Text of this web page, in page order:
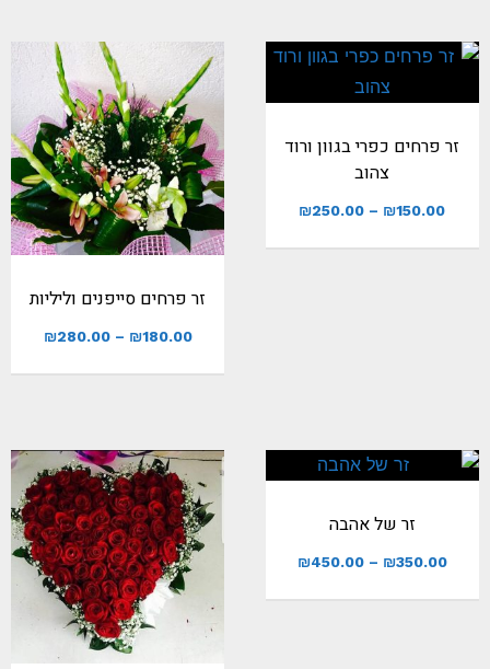
זר פרחים כפרי בגוון ורוד
צהוב
₪150.00
–
₪250.00
זר פרחים סייפנים וליליות
₪180.00
–
₪280.00
זר של אהבה
₪350.00
–
₪450.00